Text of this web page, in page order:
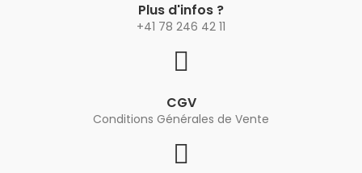
Plus d'infos ?
+41 78 246 42 11
CGV
Conditions Générales de Vente